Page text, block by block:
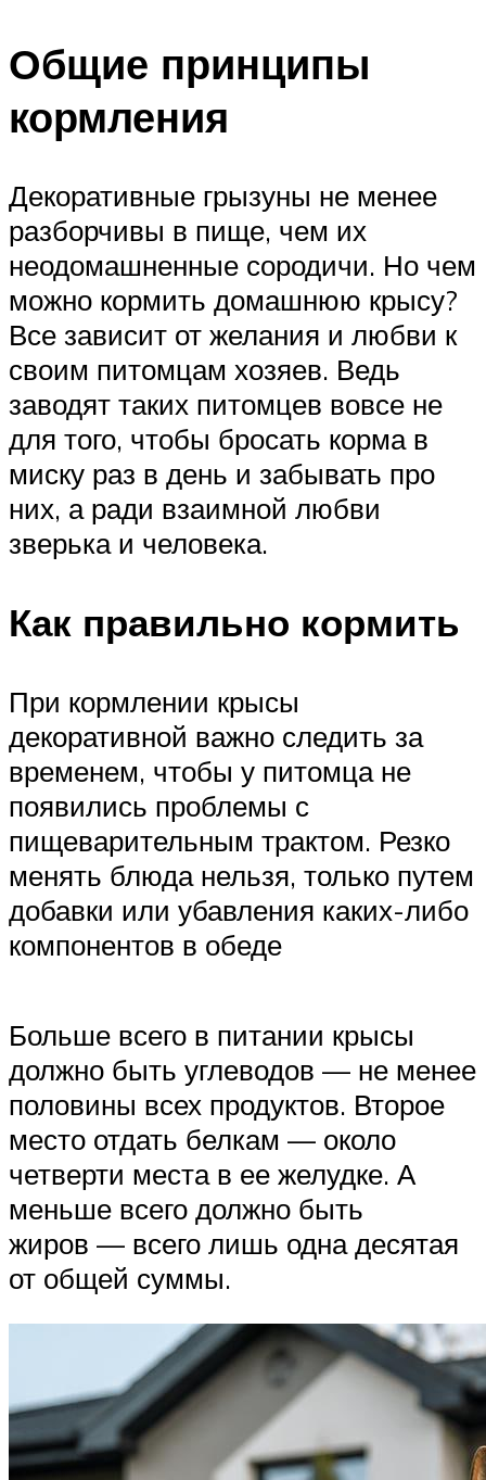
Общие принципы
кормления
Декоративные грызуны не менее
разборчивы в пище, чем их
неодомашненные сородичи. Но чем
можно кормить домашнюю крысу?
Все зависит от желания и любви к
своим питомцам хозяев. Ведь
заводят таких питомцев вовсе не
для того, чтобы бросать корма в
миску раз в день и забывать про
них, а ради взаимной любви
зверька и человека.
Как правильно кормить
При кормлении крысы
декоративной важно следить за
временем, чтобы у питомца не
появились проблемы с
пищеварительным трактом. Резко
менять блюда нельзя, только путем
добавки или убавления каких-либо
компонентов в обеде
Больше всего в питании крысы
должно быть углеводов — не менее
половины всех продуктов. Второе
место отдать белкам — около
четверти места в ее желудке. А
меньше всего должно быть
жиров — всего лишь одна десятая
от общей суммы.